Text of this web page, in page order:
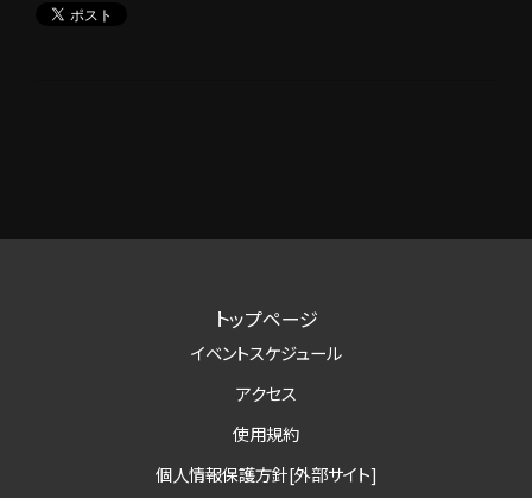
トップページ
イベントスケジュール
アクセス
使用規約
個人情報保護方針[外部サイト]